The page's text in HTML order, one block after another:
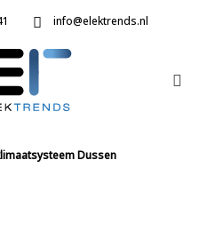
info@elektrends.nl
Dussen